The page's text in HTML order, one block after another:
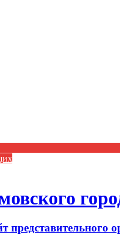
представительного